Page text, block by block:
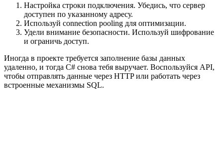
Настройка строки подключения. Убедись, что сервер
доступен по указанному адресу.
Используй connection pooling для оптимизации.
Удели внимание безопасности. Используй шифрование
и ограничь доступ.
Иногда в проекте требуется заполнение базы данных
удаленно, и тогда C# снова тебя выручает. Воспользуйся API,
чтобы отправлять данные через HTTP или работать через
встроенные механизмы SQL.